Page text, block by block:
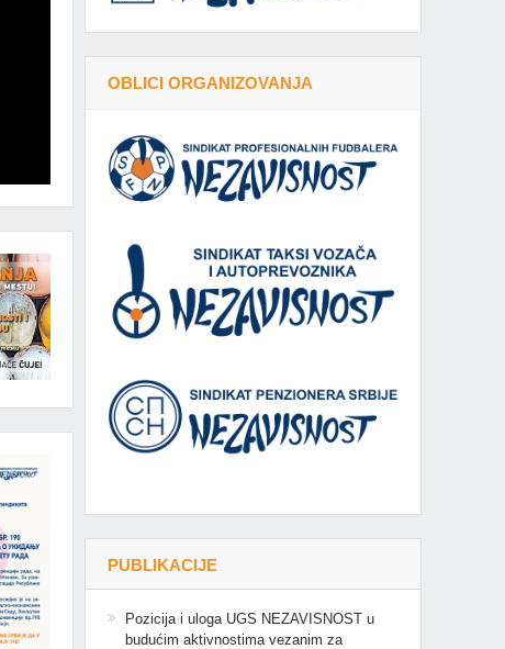
OBLICI ORGANIZOVANJA
PUBLIKACIJE
Pozicija i uloga UGS NEZAVISNOST u
budućim aktivnostima vezanim za